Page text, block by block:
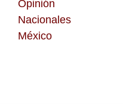
Opinión
Nacionales
México